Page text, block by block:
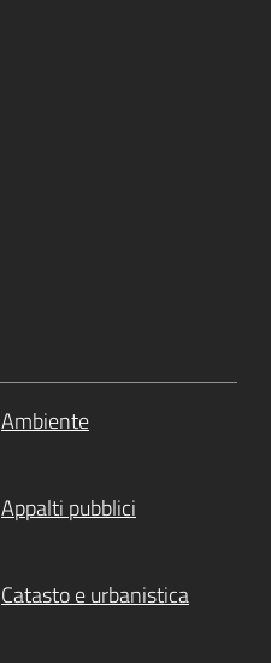
Ambiente
Appalti pubblici
Catasto e urbanistica